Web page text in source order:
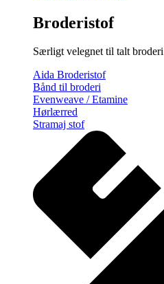
Broderistof
Særligt velegnet til talt broderi
Aida Broderistof
Bånd til broderi
Evenweave / Etamine
Hørlærred
Stramaj stof